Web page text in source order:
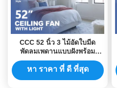
CCC 52 นิ้ว 3 ไม้อัดใบมีด
พัดลมเพดานแบบฝังพร้อม
มอเตอร์ DC เงียบ
หา ราคา ที่ ดี ที่สุด